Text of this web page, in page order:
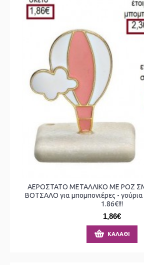
ΑΕΡΟΣΤΑΤΟ ΜΕΤΑΛΛΙΚΟ ΜΕ ΡΟΖ
ΒΟΤΣΑΛΟ για μπομπονιέρες -
1.86€!!!
1,86€
ΚΑΛΆΘΙ